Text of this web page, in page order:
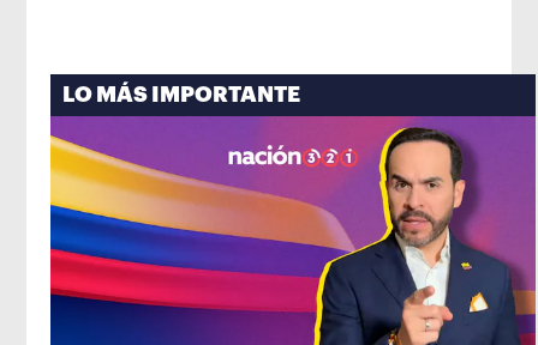
LO MÁS IMPORTANTE